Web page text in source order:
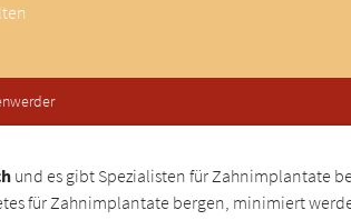
und es gibt Spezialisten für Zahnimplantate
für Zahnimplantate bergen, minimiert